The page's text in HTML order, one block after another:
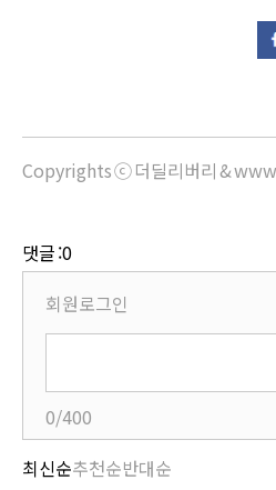
Copyrights ⓒ 더딜리버리 &
댓글 :0
회원로그인
0/400
최신순추천순반대순